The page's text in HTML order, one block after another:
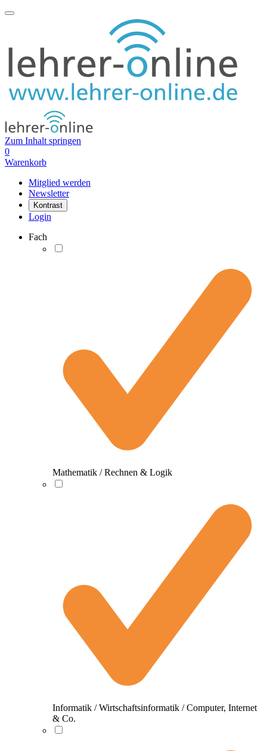
Zum Inhalt springen
0
Warenkorb
Mitglied werden
Newsletter
Kontrast
Login
Fach
Mathematik / Rechnen & Logik
Informatik / Wirtschaftsinformatik / Computer, Internet
& Co.